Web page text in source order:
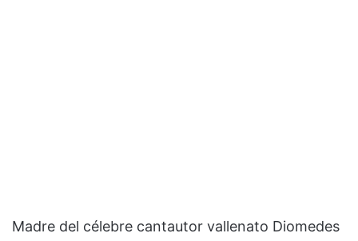
Madre del célebre cantautor vallenato Diomedes